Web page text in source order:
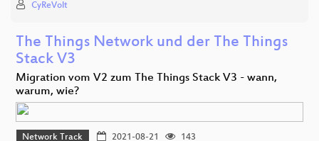
CyReVolt
The Things Network und der The Things
Stack V3
Migration vom V2 zum The Things Stack V3 - wann,
warum, wie?
Network Track 2021-08-21 143